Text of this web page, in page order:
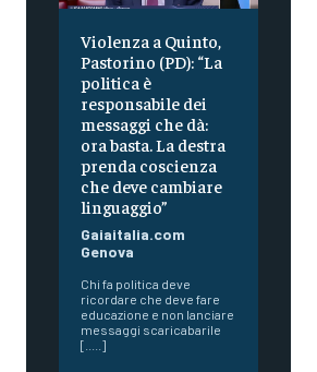
Violenza a Quinto,
Pastorino (PD): “La
politica è
responsabile dei
messaggi che dà:
ora basta. La destra
prenda coscienza
che deve cambiare
linguaggio”
Gaiaitalia.com
Genova
Chi fa politica deve
ricordare che deve fare
educazione e non lanciare
messaggi scaricabarile
[.....]